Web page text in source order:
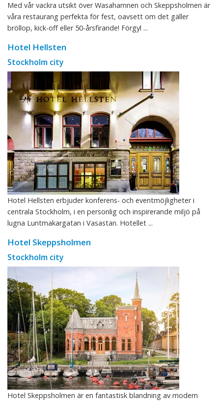
Med vår vackra utsikt över Wasahamnen och Skeppsholmen är
våra restaurang perfekta för fest, oavsett om det gäller
bröllop, kick-off eller 50-årsfirande! Förgyl ...
Hotel Hellsten
Stockholm city
Hotel Hellsten erbjuder konferens- och eventmöjligheter i
centrala Stockholm, i en personlig och inspirerande miljö på
lugna Luntmakargatan i Vasastan. Hotellet ...
Hotel Skeppsholmen
Stockholm city
Hotel Skeppsholmen är en fantastisk blandning av modern